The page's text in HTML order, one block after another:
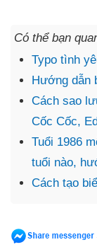
Có thể bạn
Typo tình
Hướng dẫn
Cách sao
Cốc Cốc,
Tuổi 1986
tuổi nào,
Cách tạo